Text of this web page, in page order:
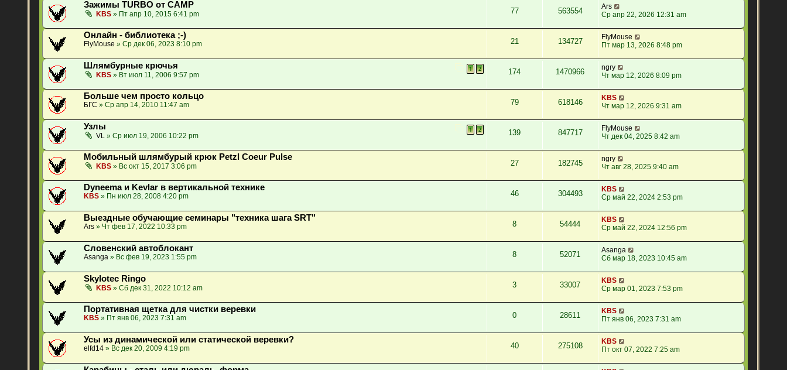
Зажимы TURBO от CAMP
KBS » Пт апр 10, 2015 6:41 pm 77 563554
Ars
Ср апр 22, 2026 12:31 am
Онлайн - библиотека ;-)
FlyMouse » Ср дек 06, 2023 8:10 pm 21 134727
FlyMouse
Пт мар 13, 2026 8:48 pm
Шлямбурные крючья
KBS » Вт июл 11, 2006 9:57 pm
1 2 174 1470966
ngry
Чт мар 12, 2026 8:09 pm
Больше чем просто кольцо
БГС » Ср апр 14, 2010 11:47 am 79 618146
KBS
Чт мар 12, 2026 9:31 am
Узлы
VL » Ср июл 19, 2006 10:22 pm
1 2 139 847717
FlyMouse
Чт дек 04, 2025 8:42 am
Мобильный шлямбурый крюк Petzl Coeur Pulse
KBS » Вс окт 15, 2017 3:06 pm 27 182745
ngry
Чт авг 28, 2025 9:40 am
Dyneema и Kevlar в вертикальной технике
KBS » Пн июл 28, 2008 4:20 pm 46 304493
KBS
Ср май 22, 2024 2:53 pm
Выездные обучающие семинары "техника шага SRT"
Ars » Чт фев 17, 2022 10:33 pm 8 54444
KBS
Ср май 22, 2024 12:56 pm
Словенский автоблокант
Asanga » Вс фев 19, 2023 1:55 pm 8 52071
Asanga
Сб мар 18, 2023 10:45 am
Skylotec Ringo
KBS » Сб дек 31, 2022 10:12 am 3 33007
KBS
Ср мар 01, 2023 7:53 pm
Портативная щетка для чистки веревки
KBS » Пт янв 06, 2023 7:31 am 0 28611
KBS
Пт янв 06, 2023 7:31 am
Усы из динамической или статической веревки?
elfd14 » Вс дек 20, 2009 4:19 pm 40 275108
KBS
Пт окт 07, 2022 7:25 am